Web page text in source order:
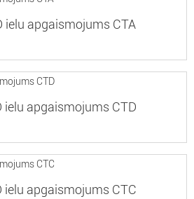
ielu apgaismojums CTA
ielu apgaismojums CTD
ielu apgaismojums CTC